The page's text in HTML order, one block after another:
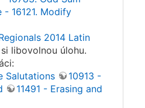
- 16121. Modify
2014 Latin
libovolnou úlohu.
Salutations
10913 -
11491 - Erasing and